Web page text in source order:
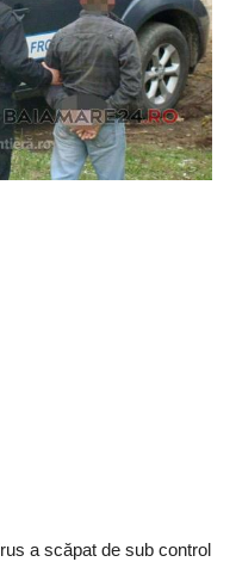
a scăpat de sub control